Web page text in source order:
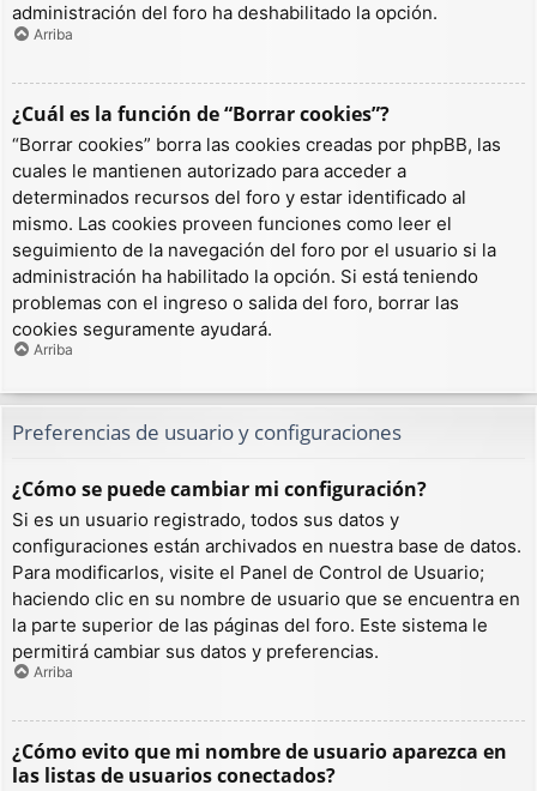
administración del foro ha deshabilitado la opción.
Arriba
¿Cuál es la función de “Borrar cookies”?
“Borrar cookies” borra las cookies creadas por phpBB, las
cuales le mantienen autorizado para acceder a
determinados recursos del foro y estar identificado al
mismo. Las cookies proveen funciones como leer el
seguimiento de la navegación del foro por el usuario si la
administración ha habilitado la opción. Si está teniendo
problemas con el ingreso o salida del foro, borrar las
cookies seguramente ayudará.
Arriba
Preferencias de usuario y configuraciones
¿Cómo se puede cambiar mi configuración?
Si es un usuario registrado, todos sus datos y
configuraciones están archivados en nuestra base de datos.
Para modificarlos, visite el Panel de Control de Usuario;
haciendo clic en su nombre de usuario que se encuentra en
la parte superior de las páginas del foro. Este sistema le
permitirá cambiar sus datos y preferencias.
Arriba
¿Cómo evito que mi nombre de usuario aparezca en
las listas de usuarios conectados?